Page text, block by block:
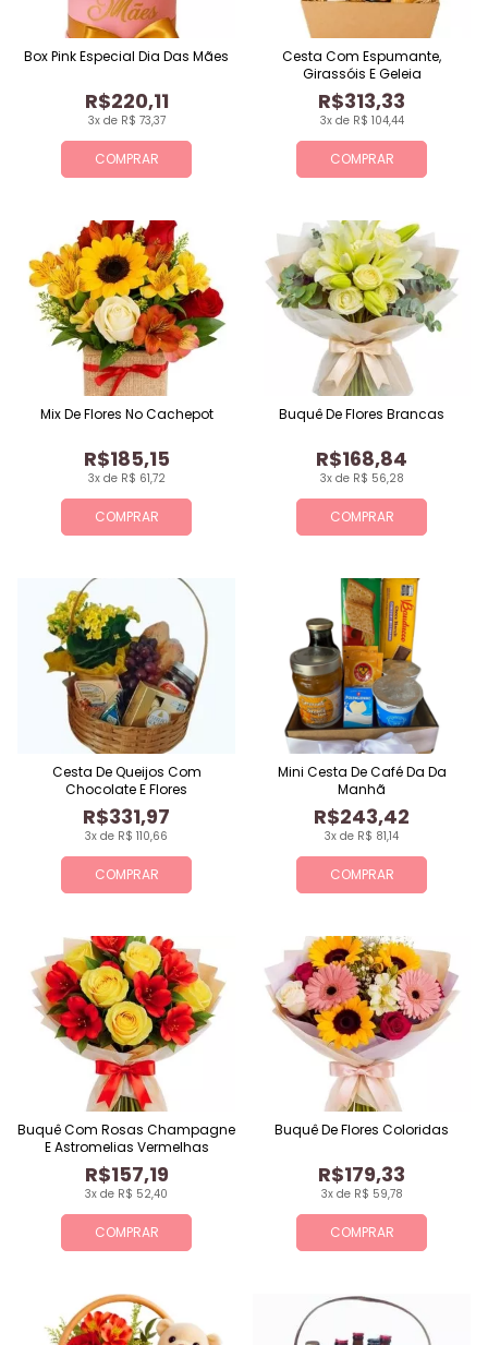
COMPRAR
3x de R$ 73,37
R$220,11
Box Pink Especial Dia Das Mães
COMPRAR
3x de R$ 104,44
R$313,33
Cesta Com Espumante,
Girassóis E Geleia
COMPRAR
3x de R$ 61,72
R$185,15
Mix De Flores No Cachepot
COMPRAR
3x de R$ 56,28
R$168,84
Buquê De Flores Brancas
COMPRAR
3x de R$ 110,66
R$331,97
Cesta De Queijos Com
Chocolate E Flores
COMPRAR
3x de R$ 81,14
R$243,42
Mini Cesta De Café Da Da
Manhã
COMPRAR
3x de R$ 52,40
R$157,19
Buquê Com Rosas Champagne
E Astromelias Vermelhas
COMPRAR
3x de R$ 59,78
R$179,33
Buquê De Flores Coloridas